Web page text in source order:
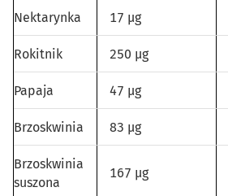
Nektarynka 17 µg
Rokitnik 250 µg
Papaja 47 µg
Brzoskwinia 83 µg
Brzoskwinia
suszona
167 µg